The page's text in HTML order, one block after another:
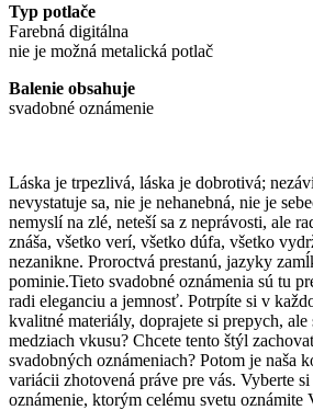
Typ potlače
Farebná digitálna
nie je možná metalická potlač
Balenie obsahuje
svadobné oznámenie
Láska je trpezlivá, láska je dobrotivá;
nevystatuje sa, nie je nehanebná, nie je
nemyslí na zlé, neteší sa z neprávosti, ale
znáša, všetko verí, všetko dúfa, všetko
nezanikne. Proroctvá prestanú, jazyky
pominie.Tieto svadobné oznámenia sú tu
radi eleganciu a jemnosť. Potrpíte si v
kvalitné materiály, doprajete si prepych, ale
medziach vkusu? Chcete tento štýl
svadobných oznámeniach? Potom je naša
variácii zhotovená práve pre vás. Vyberte
oznámenie, ktorým celému svetu oznámite